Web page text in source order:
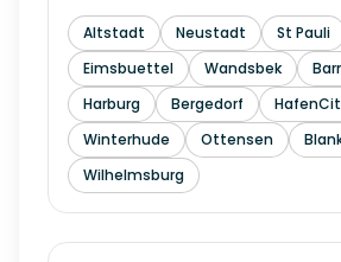
Altstadt Neustadt St Pauli
Eimsbuettel
Wandsbek
Harburg
Bergedorf
Winterhude
Ottensen
Wilhelmsburg